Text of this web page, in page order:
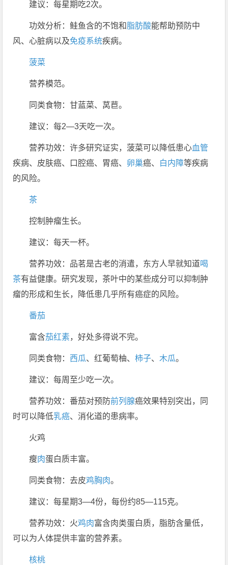
建议：每星期吃2次。
功效分析：鲑鱼含的不饱和脂肪酸能帮助预防中
风、心脏病以及免疫系统疾病。
菠菜
营养模范。
同类食物：甘蓝菜、莴苣。
建议：每2—3天吃一次。
营养功效：许多研究证实，菠菜可以降低患心血管
疾病、皮肤癌、口腔癌、胃癌、 卵巢癌、 白内障等疾病
的风险。
茶
控制肿瘤生长。
建议：每天一杯。
营养功效：品茗是古老的消遣，东方人早就知道喝
茶有益健康。研究发现，茶叶中的某些成分可以抑制肿
瘤的形成和生长，降低患几乎所有癌症的风险。
番茄
富含茄红素，好处多得说不完。
同类食物： 西瓜、红葡萄柚、柿子、 木瓜。
建议：每周至少吃一次。
营养功效：番茄对预防前列腺癌效果特别突出，同
时可以降低乳癌、消化道的患病率。
火鸡
瘦肉蛋白质丰富。
同类食物：去皮鸡胸肉。
建议：每星期3—4份，每份约85—115克。
营养功效：火鸡肉富含肉类蛋白质，脂肪含量低，
可以为人体提供丰富的营养素。
核桃